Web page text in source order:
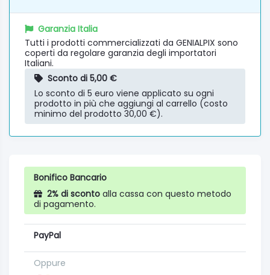
Garanzia Italia
Tutti i prodotti commercializzati da GENIALPIX sono
coperti da regolare garanzia degli importatori
Italiani.
Sconto di 5,00 €
Lo sconto di 5 euro viene applicato su ogni
prodotto in più che aggiungi al carrello (costo
minimo del prodotto 30,00 €).
Bonifico Bancario
2% di sconto alla cassa con questo metodo
di pagamento.
PayPal
Oppure